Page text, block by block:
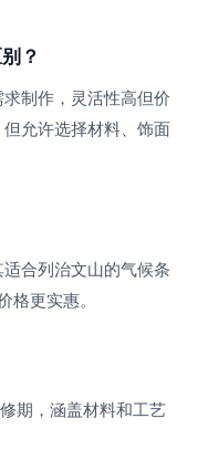
？
制作，灵活性高但价
允许选择材料、饰面
合列治文山的气候条
更实惠。
期，涵盖材料和工艺